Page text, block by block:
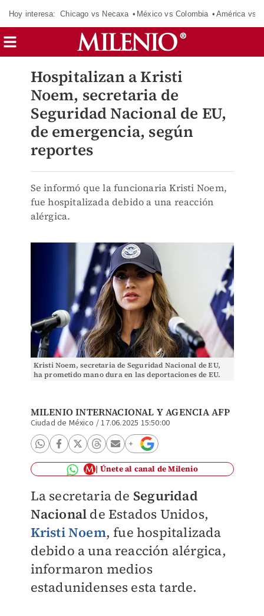
Hoy interesa: Chicago vs Necaxa México vs Colombia América vs
Hospitalizan a Kristi
Noem, secretaria de
Seguridad Nacional de EU,
de emergencia, según
reportes
Se informó que la funcionaria Kristi Noem,
fue hospitalizada debido a una reacción
alérgica.
Kristi Noem, secretaria de Seguridad Nacional de EU,
ha prometido mano dura en las deportaciones de EU.
MILENIO INTERNACIONAL Y AGENCIA AFP
Ciudad de México /17.06.2025 15:50:00
Únete al canal de Milenio
La secretaria de Seguridad
Nacional de Estados Unidos,
Kristi Noem, fue hospitalizada
debido a una reacción alérgica,
informaron medios
estadunidenses esta tarde.